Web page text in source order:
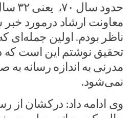
حدود
معاونت ارشاد درمورد
ناظر بودم. اولین جمله‌ای
تحقیق نوشتم این است که
مدرنی به اندازه رسانه
نمی‌شود.
وی ادامه داد: درکشان از